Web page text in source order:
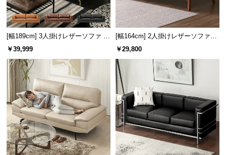
規
約
に
つ
い
て
客
サ
ポ
[幅189cm] 3人掛けレザーソファ モ
ダン ヴィンテージ スクエアフォル
￥39,999
[幅164cm] 2人掛けレザーソファー
木製フレーム
￥29,800